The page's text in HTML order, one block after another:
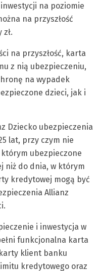
na poziomie
na przyszłość
na przyszłość, karta
z nią ubezpieczeniu,
na wypadek
dzieci, jak i
Dziecko ubezpieczenia
lat, przy czym nie
ubezpieczone
niż do dnia, w którym
kredytowej mogą być
Allianz
i inwestycja w
funkcjonalna karta
klient banku
kredytowego oraz